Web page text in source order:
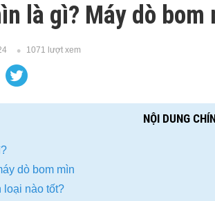
là gì? Máy dò
1071 lượt xem
NỘI DUNG
dò bom mìn
loại nào tốt?